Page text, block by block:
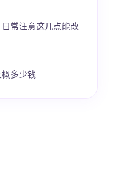
常注意这几点能改
多少钱